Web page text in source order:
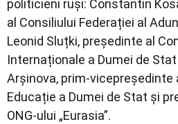
politicieni ruși: Constantin
al Consiliului Federației al
Leonid Sluțki, președinte al
Internaționale a Dumei de
Arșinova, prim-vicepreședinte
Educație a Dumei de Stat și
ONG-ului „Eurasia”.